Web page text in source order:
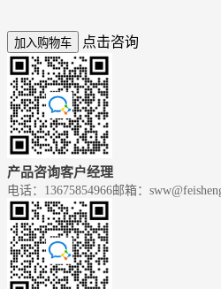
加入购物车 点击咨询
产品咨询客户经理
电话：13675854966邮箱：